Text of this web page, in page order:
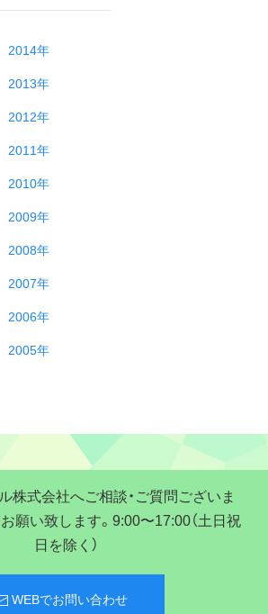
2014年
2013年
2012年
2011年
2010年
2009年
2008年
2007年
2006年
2005年
株式会社へご相談・ご質問ございま
願い致します。9:00〜17:00（土日祝
日を除く）
WEBでお問い合わせ